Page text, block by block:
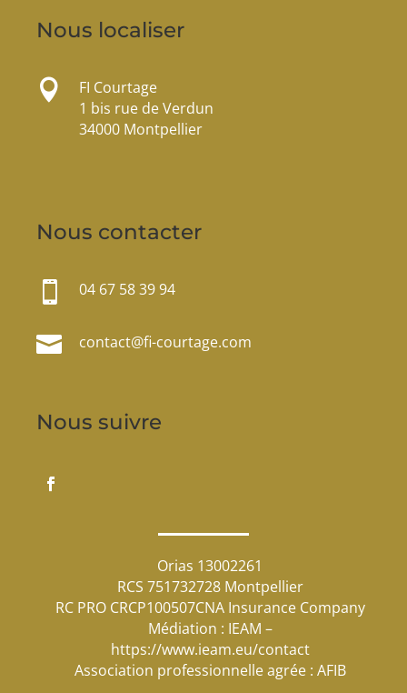
Nous localiser

FI Courtage
1 bis rue de Verdun
34000 Montpellier
Nous contacter
 04 67 58 39 94
 contact@fi-courtage.com
Nous suivre
Orias 13002261
RCS 751732728 Montpellier
RC PRO CRCP100507CNA Insurance Company
Médiation : IEAM –
https://www.ieam.eu/contact
Association professionnelle agrée : AFIB